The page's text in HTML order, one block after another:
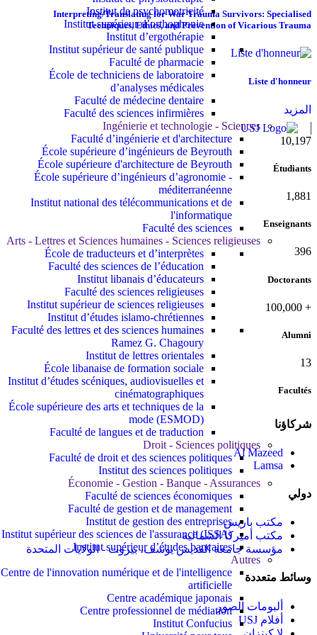
Institut de psychomotricité
Institut supérieur d’orthophonie
Institut d’ergothérapie
Institut supérieur de santé publique
Faculté de pharmacie
École de techniciens de laboratoire
d’analyses médicales
Faculté de médecine dentaire
Faculté des sciences infirmières
Ingénierie et technologie - Sciences
Faculté d’ingénierie et d'architecture
École supérieure d’ingénieurs de Beyrouth
École supérieure d'architecture de Beyrouth
École supérieure d’ingénieurs d’agronomie -
méditerranéenne
Institut national des télécommunications et de
l'informatique
Faculté des sciences
Arts - Lettres et Sciences humaines - Sciences religieuses
École de traducteurs et d’interprètes
Faculté des sciences de l’éducation
Institut libanais d’éducateurs
Faculté des sciences religieuses
Institut supérieur de sciences religieuses
Institut d’études islamo-chrétiennes
Faculté des lettres et des sciences humaines
Ramez G. Chagoury
Institut de lettres orientales
École libanaise de formation sociale
Institut d’études scéniques, audiovisuelles et
cinématographiques
École supérieure des arts et techniques de la
mode (ESMOD)
Faculté de langues et de traduction
Droit - Sciences politiques
Faculté de droit et des sciences politiques
Institut des sciences politiques
Économie - Gestion - Banque - Assurances
Faculté de sciences économiques
Faculté de gestion et de management
Institut de gestion des entreprises
Institut supérieur des sciences de l'assurance (ISSA)
Institut supérieur d’études bancaires
Autres
Centre de l'innovation numérique et de l'intelligence
artificielle
Centre académique japonais
Centre professionnel de médiation
Institut Confucius
Interpreting/Translating for War Trauma Survivors: Specialised
Techniques, Ethics, and Prevention of Vicarious Trauma
Liste d'honneur
المزيد
10,815
Étudiants
1,995
Enseignants
420
Doctorants
+
100,000
Alumni
13
Facultés
شركاؤنا
Al Mazeed
Lamsa
دولي
مكتب باريس
مكتب أميركا الشمالية
مؤسسة جامعة القديس يوسف، بيروت - الولايات المتحدة
وسائط متعددة
ألبومات الصور
أفلام USJ